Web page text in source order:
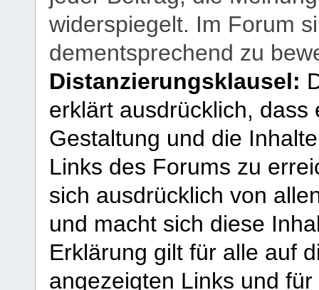
widerspiegelt. Im Forum
dementsprechend zu
Distanzierungsklausel:
erklärt ausdrücklich,
Gestaltung und die
Links des Forums zu
sich ausdrücklich von
und macht sich diese
Erklärung gilt für alle auf
angezeigten Links und